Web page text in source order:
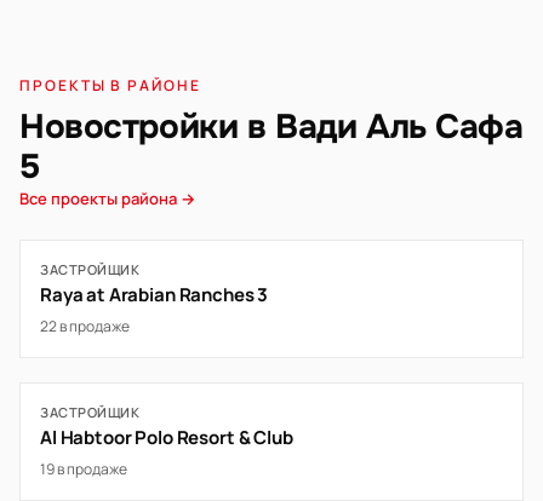
ПРОЕКТЫ В РАЙОНЕ
Новостройки в Вади Аль Сафа
5
Все проекты района →
ЗАСТРОЙЩИК
Raya at Arabian Ranches 3
22 в продаже
ЗАСТРОЙЩИК
Al Habtoor Polo Resort & Club
19 в продаже